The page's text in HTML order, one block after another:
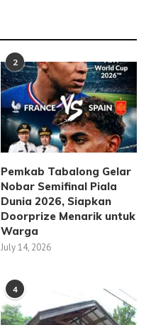
2
Pemkab Tabalong Gelar
Nobar Semifinal Piala
Dunia 2026, Siapkan
Doorprize Menarik untuk
Warga
July 14, 2026
4